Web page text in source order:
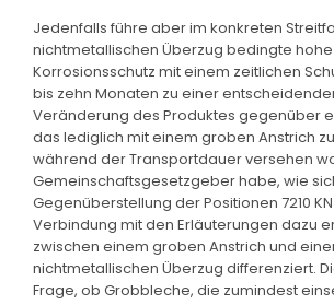
Jedenfalls führe aber im konkreten
nichtmetallischen Überzug bedingte hohe
Korrosionsschutz mit einem zeitlichen
bis zehn Monaten zu einer
Veränderung des Produktes gegenüber
das lediglich mit einem groben Anstrich
während der Transportdauer versehen
Gemeinschaftsgesetzgeber habe, wie
Gegenüberstellung der Positionen 7210 KN
Verbindung mit den Erläuterungen dazu
zwischen einem groben Anstrich und
nichtmetallischen Überzug differenziert.
Frage, ob Grobbleche, die zumindest